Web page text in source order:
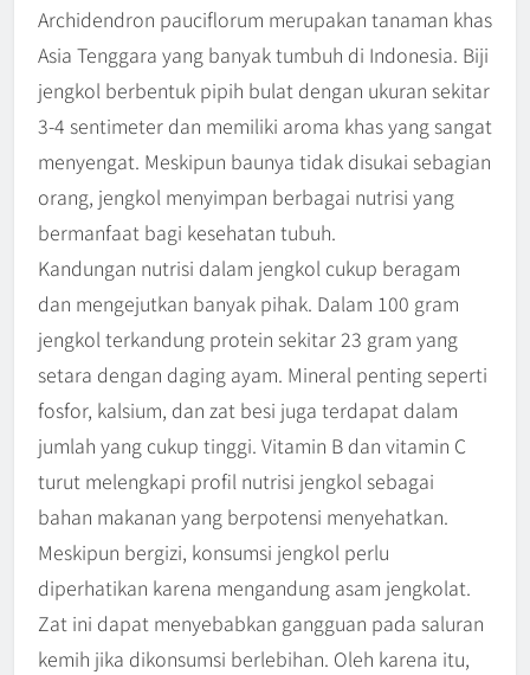
Archidendron pauciflorum merupakan tanaman khas
Asia Tenggara yang banyak tumbuh di Indonesia. Biji
jengkol berbentuk pipih bulat dengan ukuran sekitar
3-4 sentimeter dan memiliki aroma khas yang sangat
menyengat. Meskipun baunya tidak disukai sebagian
orang, jengkol menyimpan berbagai nutrisi yang
bermanfaat bagi kesehatan tubuh.
Kandungan nutrisi dalam jengkol cukup beragam
dan mengejutkan banyak pihak. Dalam 100 gram
jengkol terkandung protein sekitar 23 gram yang
setara dengan daging ayam. Mineral penting seperti
fosfor, kalsium, dan zat besi juga terdapat dalam
jumlah yang cukup tinggi. Vitamin B dan vitamin C
turut melengkapi profil nutrisi jengkol sebagai
bahan makanan yang berpotensi menyehatkan.
Meskipun bergizi, konsumsi jengkol perlu
diperhatikan karena mengandung asam jengkolat.
Zat ini dapat menyebabkan gangguan pada saluran
kemih jika dikonsumsi berlebihan. Oleh karena itu,